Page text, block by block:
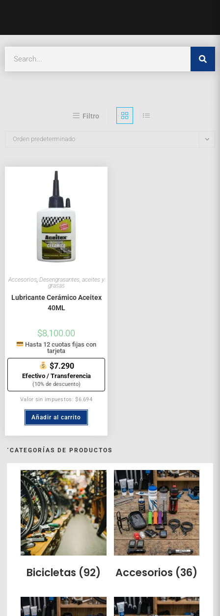
Filtro
Orden predeterminado
Accesorios, Desengrasantes, aceites y
grasas
Lubricante Cerámico Aceitex
40ML
$8,100.00
Hasta 12 cuotas fijas con
tarjeta
$7.290
Efectivo / Transferencia
(10% de descuento)
Valor sin impuestos: $6.694
Añadir al carrito
´CATEGORÍAS DE PRODUCTOS
Bicicletas (92) Accesorios (36)